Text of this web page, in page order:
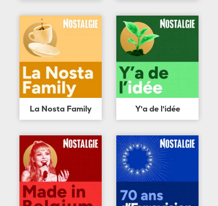
La Nosta Family Y'a de l'idée